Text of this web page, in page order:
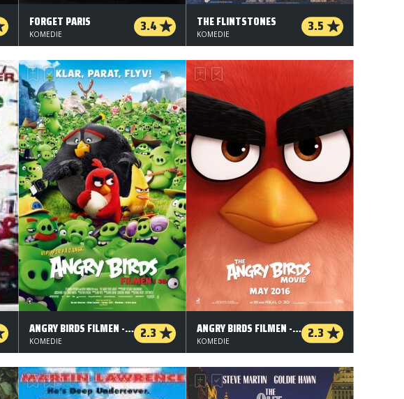
FORGET PARIS 3.4
KOMEDIE
THE FLINTSTONES 3.5
KOMEDIE
ANGRY BIRDS FILMEN - 3 D 2.3
KOMEDIE
ANGRY BIRDS FILMEN - 2 D - ORG.VERS. 2.3
KOMEDIE